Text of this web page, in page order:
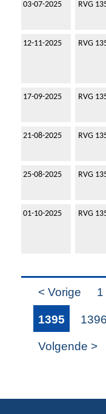
03-07-2025 RVG
12-11-2025 RVG
17-09-2025 RVG
21-08-2025 RVG
25-08-2025 RVG
01-10-2025 RVG
< Vorige 1
1395 1396
Volgende >